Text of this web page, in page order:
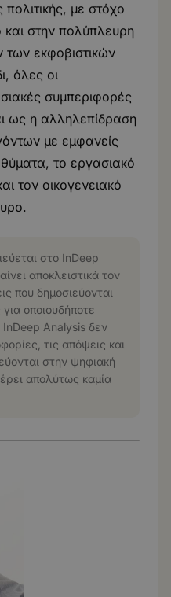
πολιτικής, με στόχο
στην πολύπλευρη
εκφοβιστικών
όλες οι
συμπεριφορές
ως η αλληλεπίδραση
με εμφανείς
θύματα, το εργασιακό
τον οικογενειακό
στο InDeep
αποκλειστικά τον
που δημοσιεύονται
οποιουδήποτε
InDeep Analysis δεν
τις απόψεις και
στην ψηφιακή
απολύτως καμία